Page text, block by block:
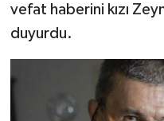
vefat haberini kızı
duyurdu.